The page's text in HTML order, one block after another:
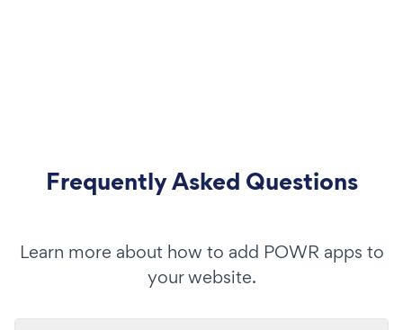
Frequently Asked Questions
Learn more about how to add POWR apps to
your website.